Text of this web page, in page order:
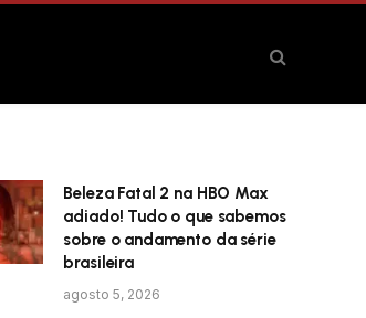
Beleza Fatal 2 na HBO Max
adiado! Tudo o que sabemos
sobre o andamento da série
brasileira
agosto 5, 2026